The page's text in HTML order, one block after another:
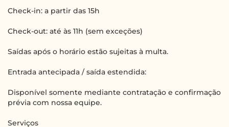
Check-in: a partir das 15h
Check-out: até às 11h (sem exceções)
Saídas após o horário estão sujeitas à multa.
Entrada antecipada / saída estendida:
Disponível somente mediante contratação e confirmação
prévia com nossa equipe.
Serviços